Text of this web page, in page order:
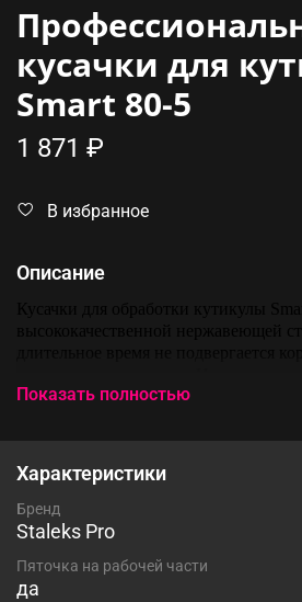
кусачки для
Smart 80-5
1 871 ₽
В избранное
Описание
пружины и длиной режущей кромки 5
Показать полностью
Характеристики
Бренд
Staleks Pro
Пяточка на рабочей части
да